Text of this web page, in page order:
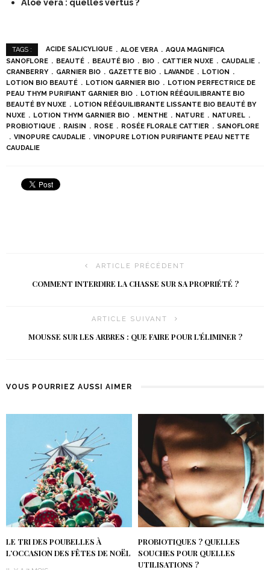
Aloe vera : quelles vertus ?
TAGS : ACIDE SALICYLIQUE ALOE VERA
AQUA MAGNIFICA
SANOFLORE
BEAUTÉ BEAUTÉ BIO BIO CATTIER NUXE
CAUDALIE
CRANBERRY
GARNIER BIO GAZETTE BIO LAVANDE
LOTION
LOTION BIO BEAUTÉ
LOTION GARNIER BIO
LOTION PERFECTRICE DE
PEAU THYM PURIFIANT GARNIER BIO
LOTION RÉÉQUILIBRANTE BIO
BEAUTÉ BY NUXE
LOTION RÉÉQUILIBRANTE LISSANTE BIO BEAUTÉ BY
NUXE
LOTION THYM GARNIER BIO MENTHE NATURE
NATUREL
PROBIOTIQUE
RAISIN ROSE ROSÉE FLORALE CATTIER
SANOFLORE
VINOPURE CAUDALIE
VINOPURE LOTION PURIFIANTE PEAU NETTE
CAUDALIE
ARTICLE PRÉCÉDENT
COMMENT INTERDIRE LA CHASSE SUR SA PROPRIÉTÉ ?
ARTICLE SUIVANT
MOUSSE SUR LES ARBRES : QUE FAIRE POUR L’ÉLIMINER ?
VOUS POURRIEZ AUSSI AIMER
LE TRI DES POUBELLES À
L’OCCASION DES FÊTES DE NOËL
PROBIOTIQUES ? QUELLES
SOUCHES POUR QUELLES
UTILISATIONS ?